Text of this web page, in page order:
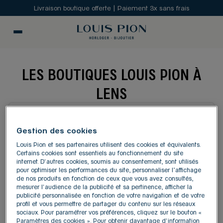
Livraison boutique offerte | Paiement 3x sans frais
LES BOUTIQUES LOUIS PION À
LENS
Liste Carte
1
11.77
km
LOUIS PION NOYELLES-
GODAULT
RN 43
Gestion des cookies
Louis Pion et ses partenaires utilisent des cookies et équivalents.
Certains cookies sont essentiels au fonctionnement du site
internet. D'autres cookies, soumis au consentement, sont utilisés
pour optimiser les performances du site, personnaliser l’affichage
de nos produits en fonction de ceux que vous avez consultés,
mesurer l'audience de la publicité et sa pertinence, afficher la
publicité personnalisée en fonction de votre navigation et de votre
profil et vous permettre de partager du contenu sur les réseaux
sociaux. Pour paramétrer vos préférences, cliquez sur le bouton «
Paramètres des cookies ». Pour obtenir davantage d'information